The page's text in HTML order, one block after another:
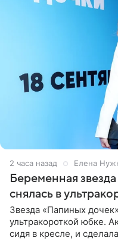
2 часа назад Елена
Беременная
снялась в
Звезда «Папиных
ультракороткой юбке.
сидя в кресле, и